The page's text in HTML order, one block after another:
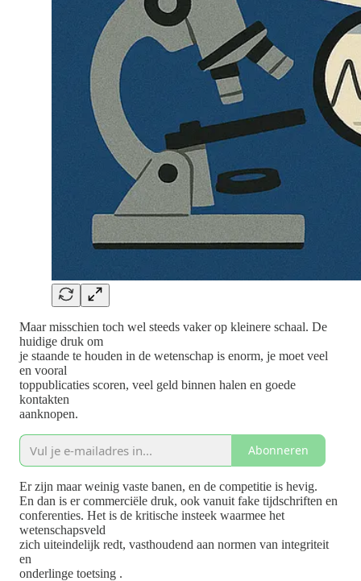
Maar misschien toch wel steeds vaker op kleinere schaal. De
huidige druk om
je staande te houden in de wetenschap is enorm, je moet veel
en vooral
toppublicaties scoren, veel geld binnen halen en goede
kontakten
aanknopen.
Abonneren
Er zijn maar weinig vaste banen, en de competitie is hevig.
En dan is er commerciële druk, ook vanuit fake tijdschriften en
conferenties. Het is de kritische insteek waarmee het
wetenschapsveld
zich uiteindelijk redt, vasthoudend aan normen van integriteit
en
onderlinge toetsing .